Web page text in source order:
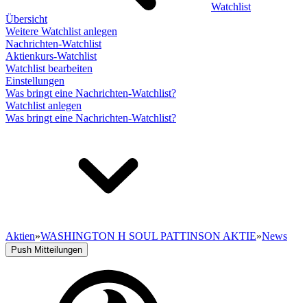
Watchlist
Übersicht
Weitere Watchlist anlegen
Nachrichten-Watchlist
Aktienkurs-Watchlist
Watchlist bearbeiten
Einstellungen
Was bringt eine Nachrichten-Watchlist?
Watchlist anlegen
Was bringt eine Nachrichten-Watchlist?
Aktien»WASHINGTON H SOUL PATTINSON AKTIE»News
Push Mitteilungen